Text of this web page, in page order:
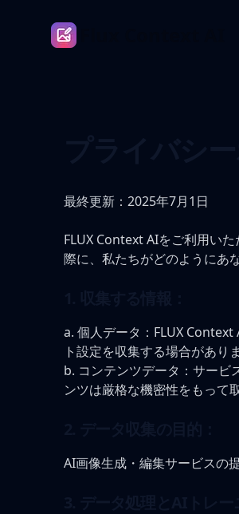
最終更新：2025年7月1日
FLUX Context AIをご利用い
際に、私たちがどのようにあ
a. 個人データ：FLUX
ト設定を収集する場合がありま
b. コンテンツデータ：サービ
ンツは厳格な機密性をもって
AI画像生成・編集サービスの